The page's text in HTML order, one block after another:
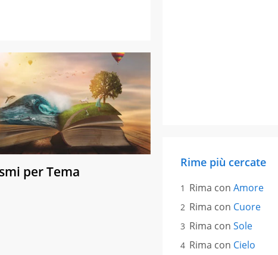
per Tema
Rime più cercate
Rima con Amore
Rima con Cuore
Rima con Sole
Rima con Cielo